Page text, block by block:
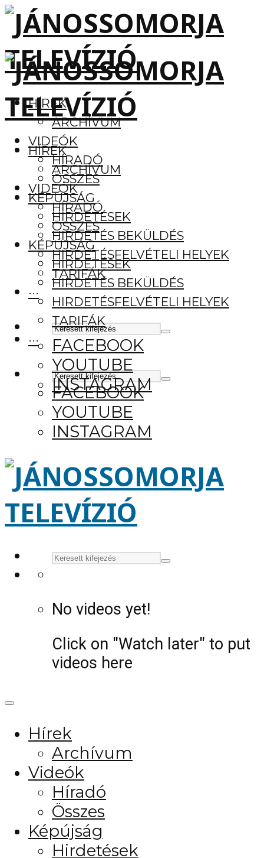
HÍREK
ARCHÍVUM
VIDEÓK
HÍRADÓ
ÖSSZES
KÉPÚJSÁG
HIRDETÉSEK
HIRDETÉS BEKÜLDÉS
HIRDETÉSFELVÉTELI HELYEK
TARIFÁK
···
FACEBOOK
YOUTUBE
INSTAGRAM
HÍREK
ARCHÍVUM
VIDEÓK
HÍRADÓ
ÖSSZES
KÉPÚJSÁG
HIRDETÉSEK
HIRDETÉS BEKÜLDÉS
HIRDETÉSFELVÉTELI HELYEK
TARIFÁK
···
FACEBOOK
YOUTUBE
INSTAGRAM
No videos yet!
Click on "Watch later" to put
videos here
Hírek
Archívum
Videók
Híradó
Összes
Képújság
Hirdetések